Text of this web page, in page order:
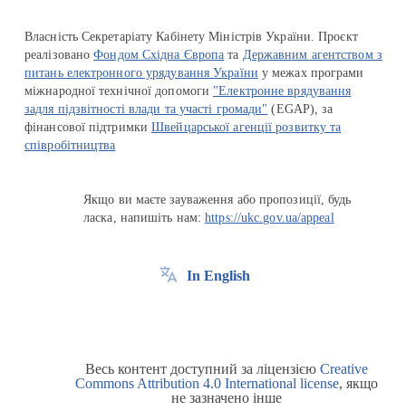
Власність Секретаріату Кабінету Міністрів України. Проєкт
реалізованоФондом Східна Європа та Державним агентством з
питань електронного урядування України у межах програми
міжнародної технічної допомоги "Електронне врядування
задля підзвітності влади та участі громади" (EGAP), за
фінансової підтримкиШвейцарської агенції розвитку та
співробітництва
Якщо ви маєте зауваження або пропозиції, будь
ласка, напишіть нам:https://ukc.gov.ua/appeal
In English
Весь контент доступний за ліцензією Creative
Commons Attribution 4.0 International license, якщо
не зазначено інше